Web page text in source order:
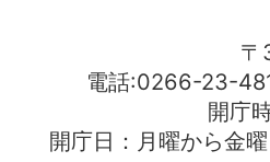
〒
電話:0266-23-
開庁
開庁日：月曜から金